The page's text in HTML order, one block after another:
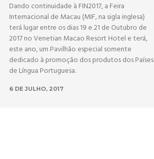
Dando continuidade à FIN2017, a Feira
Internacional de Macau (MIF, na sigla inglesa)
terá lugar entre os dias 19 e 21 de Outubro de
2017 no Venetian Macao Resort Hotel e terá,
este ano, um Pavilhão especial somente
dedicado à promoção dos produtos dos Países
de Língua Portuguesa.
6 DE JULHO, 2017